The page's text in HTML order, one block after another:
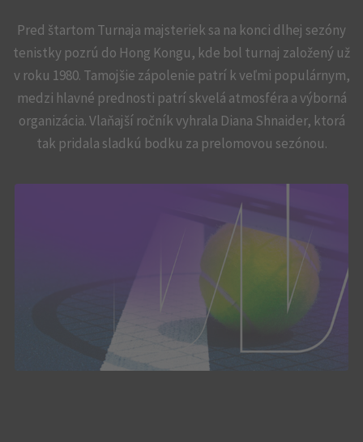
Pred štartom Turnaja majsteriek sa na konci dlhej sezóny
tenistky pozrú do Hong Kongu, kde bol turnaj založený už
v roku 1980. Tamojšie zápolenie patrí k veľmi populárnym,
medzi hlavné prednosti patrí skvelá atmosféra a výborná
organizácia. Vlaňajší ročník vyhrala Diana Shnaider, ktorá
tak pridala sladkú bodku za prelomovou sezónou.